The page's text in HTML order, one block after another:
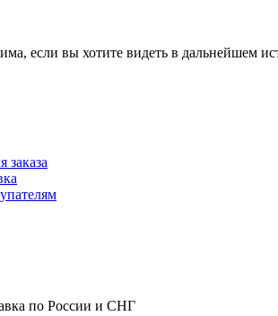
если вы хотите видеть в дальнейшем
заказа
по России и СНГ